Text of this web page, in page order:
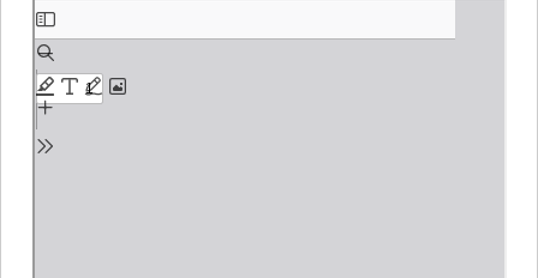
Aller
au
contenu
PDF